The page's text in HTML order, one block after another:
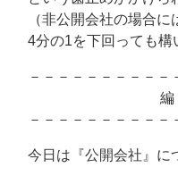
（非公開会社の場合に
4分の1を下回っても構
－－－－－－－－－－
編 集
－－－－－－－－－－
今日は『公開会社』に